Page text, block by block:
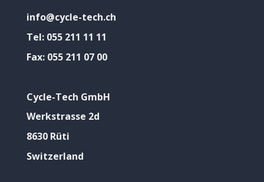
info@cycle-tech.ch
Tel: 055 211 11 11
Fax: 055 211 07 00
Cycle-Tech GmbH
Werkstrasse 2d
8630 Rüti
Switzerland